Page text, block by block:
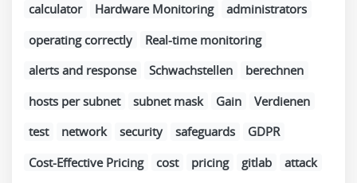
calculator
Hardware Monitoring
administrators
operating correctly
Real-time monitoring
alerts and response
Schwachstellen
berechnen
hosts per subnet
subnet mask Gain
Verdienen
test
network security safeguards
GDPR
Cost-Effective Pricing
cost pricing gitlab
attack